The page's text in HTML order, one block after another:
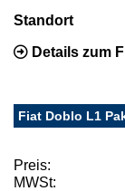
Standort
Details zum
Fiat Doblo L1
Preis:
MWSt: